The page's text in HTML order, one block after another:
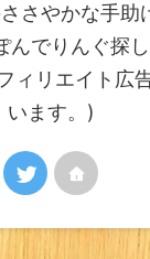
さやかな手助
でりんぐ探し
ィリエイト広
います。)